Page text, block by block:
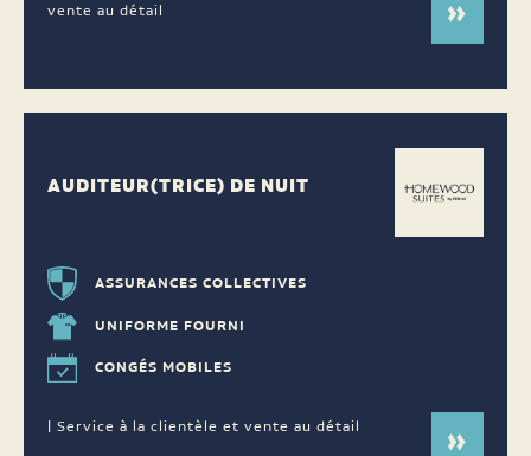
vente au détail
AUDITEUR(TRICE) DE NUIT
ASSURANCES COLLECTIVES
UNIFORME FOURNI
CONGÉS MOBILES
| Service à la clientèle et vente au détail